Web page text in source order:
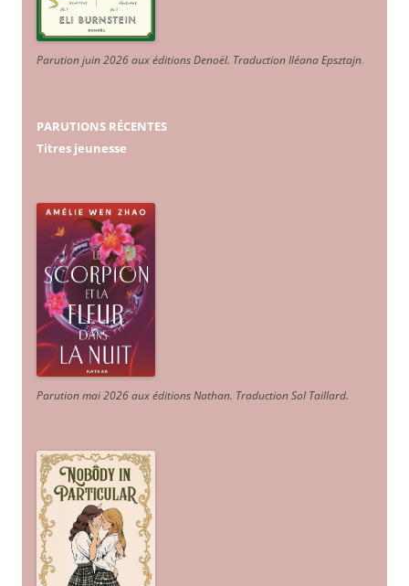
Parution juin 2026 aux éditions Denoël. Traduction Iléana Epsztajn.
PARUTIONS RÉCENTES
Titres jeunesse
Parution mai 2026 aux éditions Nathan. Traduction Sol Taillard.